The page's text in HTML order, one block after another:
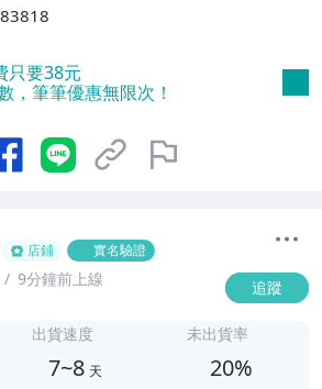
只要38元
，筆筆優惠無限次！
店鋪 實名驗證
9分鐘前上線 追蹤
出貨速度
7~8 天
未出貨率
20%